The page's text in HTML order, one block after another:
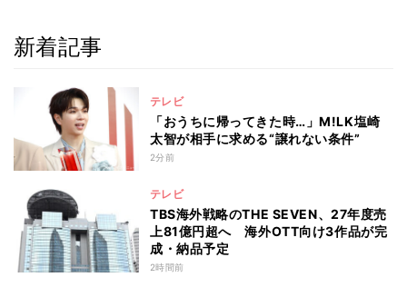
新着記事
テレビ
「おうちに帰ってきた時…」M!LK塩崎
太智が相手に求める“譲れない条件”
2分前
テレビ
TBS海外戦略のTHE SEVEN、27年度売
上81億円超へ 海外OTT向け3作品が完
成・納品予定
2時間前